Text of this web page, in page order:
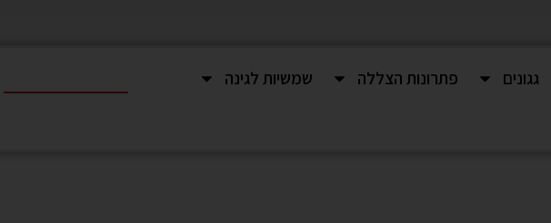
גגונים פתרונות הצללה
שמשיות לגינה